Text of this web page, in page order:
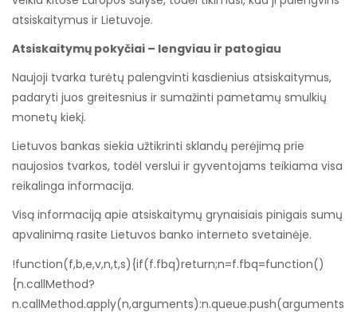
atsiskaitymus ir Lietuvoje.
Atsiskaitymų pokyčiai – lengviau ir patogiau
Naujoji tvarka turėtų palengvinti kasdienius atsiskaitymus,
padaryti juos greitesnius ir sumažinti pametamų smulkių
monetų kiekį.
Lietuvos bankas siekia užtikrinti sklandų perėjimą prie
naujosios tvarkos, todėl verslui ir gyventojams teikiama visa
reikalinga informacija.
Visą informaciją apie atsiskaitymų grynaisiais pinigais sumų
apvalinimą rasite Lietuvos banko interneto svetainėje.
!function(f,b,e,v,n,t,s){if(f.fbq)return;n=f.fbq=function()
{n.callMethod?
n.callMethod.apply(n,arguments):n.queue.push(arguments